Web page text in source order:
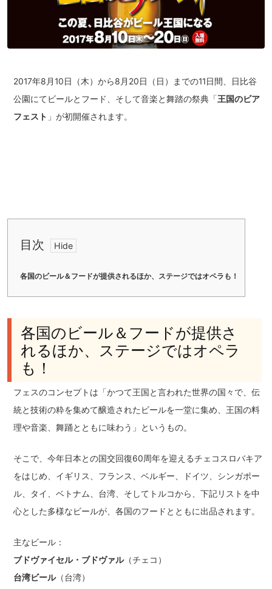
2017年8月10日（木）から8月20日（日）までの11日間、日比谷
公園にてビールとフード、そして音楽と舞踏の祭典「王国のビア
フェスト 」が初開催されます。
目次
各国のビール＆フードが提供されるほか、ステージではオペラも！
各国のビール＆フードが提供さ
れるほか、ステージではオペラ
も！
フェスのコンセプトは「かつて王国と言われた世界の国々で、伝
統と技術の粋を集めて醸造されたビールを一堂に集め、王国の料
理や音楽、舞踊とともに味わう」というもの。
そこで、今年日本との国交回復60周年を迎えるチェコスロバキア
をはじめ、イギリス、フランス、ベルギー、ドイツ、シンガポー
ル、タイ、ベトナム、台湾、そしてトルコから、下記リストを中
心とした多様なビールが、各国のフードとともに出品されます。
主なビール：
ブドヴァイセル・ブドヴァル（チェコ）
台湾ビール（台湾）